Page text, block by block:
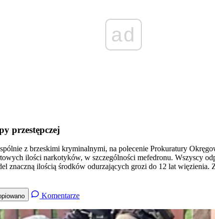
ad
przestępczej
z brzeskimi kryminalnymi, na polecenie Prokuratury
ilości narkotyków, w szczególności mefedronu. Wszyscy
znaczną ilością środków odurzających grozi do 12 lat
Komentarze